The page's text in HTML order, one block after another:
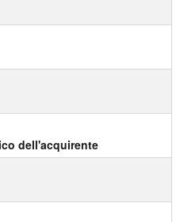
dell'acquirente